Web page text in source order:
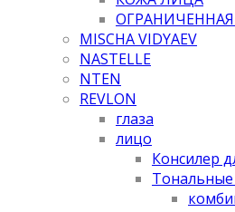
ОГРАНИЧЕННАЯ
MISCHA VIDYAEV
NASTELLE
NTEN
REVLON
глаза
лицо
Консилер
Тональные